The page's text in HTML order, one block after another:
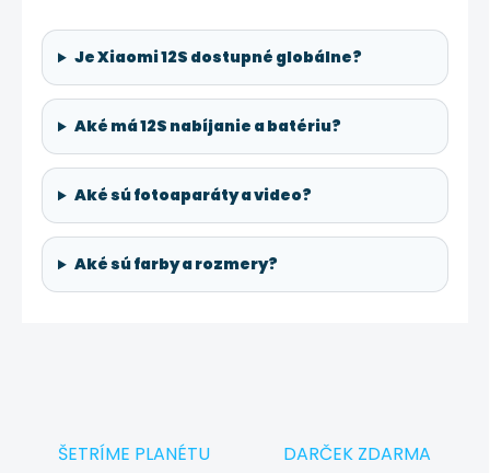
Je Xiaomi 12S dostupné globálne?
Aké má 12S nabíjanie a batériu?
Aké sú fotoaparáty a video?
Aké sú farby a rozmery?
ŠETRÍME PLANÉTU DARČEK ZDARMA